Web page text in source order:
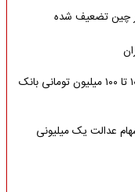
چین تضعیف شده
وام برای یارانه بگیران بدون ضامن | وام فوری ۱۰ تا ۱۰۰ میلیون تومانی بانک
عدالت یک میلیونی